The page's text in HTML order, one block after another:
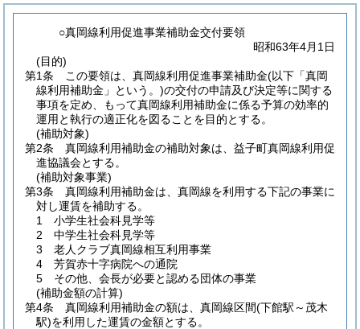
○真岡線利用促進事業補助金交付要領
昭和63年4月1日
(目的)
第1条
この要領は、真岡線利用促進事業補助金(以下「真岡
線利用補助金」という。)の交付の申請及び決定等に関する
事項を定め、もって真岡線利用補助金に係る予算の効率的
運用と執行の適正化を図ることを目的とする。
(補助対象)
第2条
真岡線利用補助金の補助対象は、益子町真岡線利用促
進協議会とする。
(補助対象事業)
第3条
真岡線利用補助金は、真岡線を利用する下記の事業に
対し運賃を補助する。
1
小学生社会科見学等
2
中学生社会科見学等
3
老人クラブ真岡線相互利用事業
4
芳賀赤十字病院への通院
5
その他、会長が必要と認める団体の事業
(補助金額の計算)
第4条
真岡線利用補助金の額は、真岡線区間(下館駅～茂木
駅)を利用した運賃の金額とする。